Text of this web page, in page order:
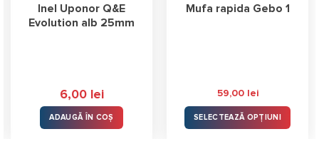
Inel Uponor Q&E
Evolution alb 25mm
6,00 lei
ADAUGĂ ÎN COȘ
Mufa rapida Gebo 1
59,00 lei
SELECTEAZĂ OPȚIUNI